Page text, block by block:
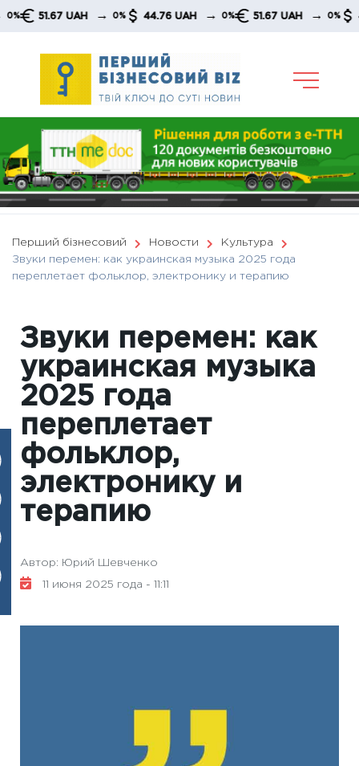
Skip
UAH → 0% 44.76 UAH → 0% 51.67 UAH → 0% 44.76
Перший бізнесовий Новости
Культура
Звуки перемен: как украинская музыка 2025 года
переплетает фольклор, электронику и терапию
Звуки перемен: как
украинская музыка
2025 года
переплетает
фольклор,
электронику и
терапию
Автор: Юрий Шевченко
11 июня 2025 года - 11:11